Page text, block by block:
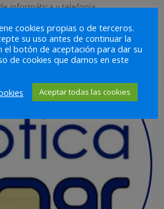
informática y telefonía
Informática
cookies propias o de terceros.
su uso antes de continuar la
el botón de aceptación para dar su
de cookies que damos en este
Aceptar todas las cookies